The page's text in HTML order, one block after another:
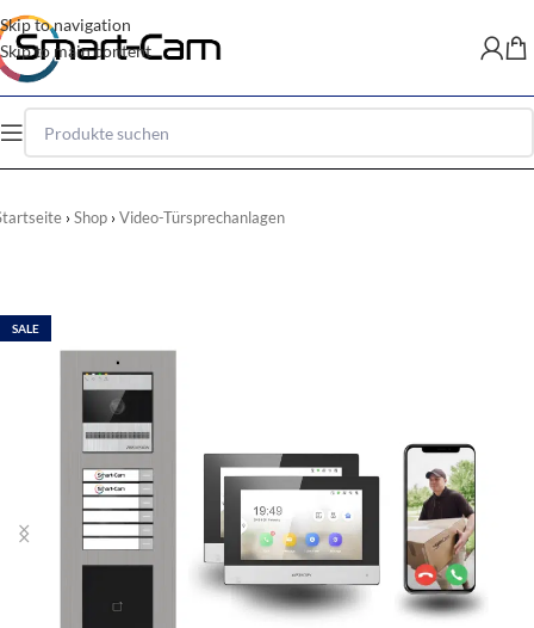
Skip to navigation
Skip to main content
Shop Video-Türsprechanlagen
SALE